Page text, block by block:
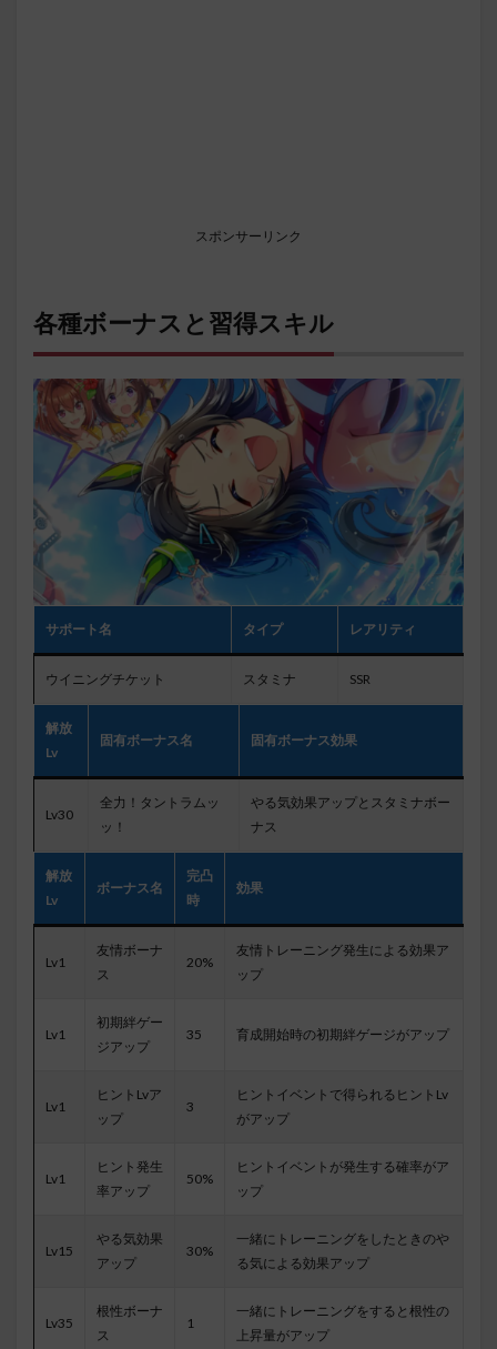
スポンサーリンク
各種ボーナスと習得スキル
サポート名 タイプ レアリティ
ウイニングチケット スタミナ SSR
解放
Lv
固有ボーナス名 固有ボーナス効果
Lv30
全力！タントラムッ
ッ！
やる気効果アップとスタミナボー
ナス
解放
Lv
ボーナス名
完凸
時
効果
Lv1
友情ボーナ
ス
20%
友情トレーニング発生による効果ア
ップ
Lv1
初期絆ゲー
ジアップ
35 育成開始時の初期絆ゲージがアップ
Lv1
ヒントLvア
ップ
3
ヒントイベントで得られるヒントLv
がアップ
Lv1
ヒント発生
率アップ
50%
ヒントイベントが発生する確率がア
ップ
Lv15
やる気効果
アップ
30%
一緒にトレーニングをしたときのや
る気による効果アップ
Lv35
根性ボーナ
ス
1
一緒にトレーニングをすると根性の
上昇量がアップ